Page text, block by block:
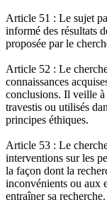
Article 51 : Le sujet
informé des résultats
proposée par le
Article 52 : Le
connaissances
conclusions. Il veille à
travestis ou utilisés
principes éthiques.
Article 53 : Le
interventions sur les
la façon dont la
inconvénients ou aux
entraîner sa recherche.